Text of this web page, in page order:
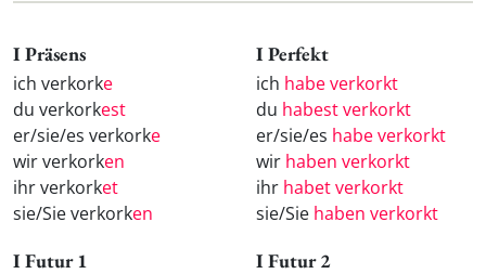
I Präsens
ich verkorke
du verkorkest
er/sie/es verkorke
wir verkorken
ihr verkorket
sie/Sie verkorken
I Perfekt
ich habe verkorkt
du habest verkorkt
er/sie/es habe verkorkt
wir haben verkorkt
ihr habet verkorkt
sie/Sie haben verkorkt
I Futur 1 I Futur 2